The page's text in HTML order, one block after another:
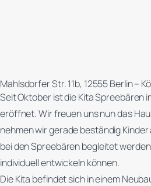
Mahlsdorfer Str. 11b, 12555 Berlin –
Seit Oktober ist die Kita Spreebären
eröffnet. Wir freuen uns nun das
nehmen wir gerade beständig Kinder
bei den Spreebären begleitet
individuell entwickeln können.
Die Kita befindet sich in einem